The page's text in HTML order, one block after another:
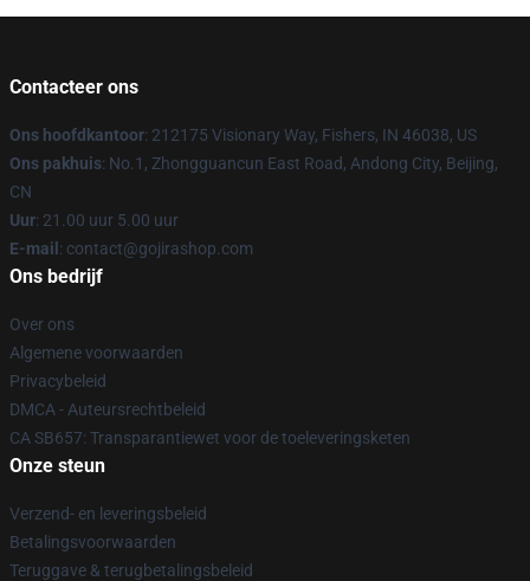
Contacteer ons
Ons hoofdkantoor: 212175 Visionary Way, Fishers, IN 46038, US
Ons pakhuis: No.1, Zhongguancun East Road, Andong City, Beijing,
CN
Uur: 21.00 uur 5.00 uur
E-mail : contact@gojirashop.com
Ons bedrijf
Over ons
Algemene voorwaarden
Privacybeleid
DMCA - Auteursrechtbeleid
CA SB657: Transparantiewet voor de toeleveringsketen
Onze steun
Verzend- en leveringsbeleid
Betalingsvoorwaarden
Teruggave & terugbetalingsbeleid